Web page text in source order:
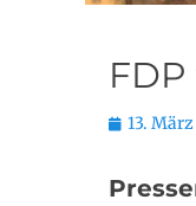
Posted
13.